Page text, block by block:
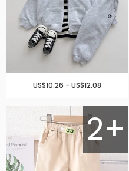
US$10.26 - US$12.08
2+